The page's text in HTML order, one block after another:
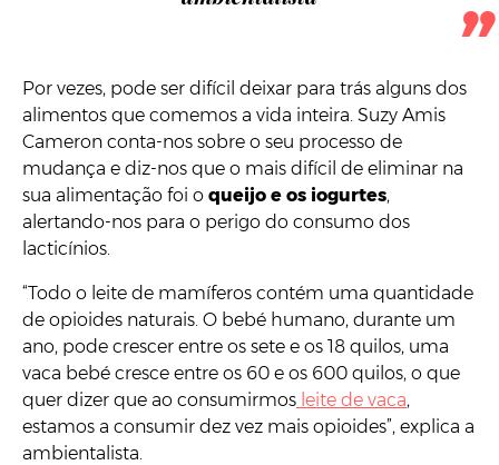
Por vezes, pode ser difícil deixar para trás alguns dos
alimentos que comemos a vida inteira. Suzy Amis
Cameron conta-nos sobre o seu processo de
mudança e diz-nos que o mais difícil de eliminar na
sua alimentação foi o queijo e os iogurtes,
alertando-nos para o perigo do consumo dos
lacticínios.
“Todo o leite de mamíferos contém uma quantidade
de opioides naturais. O bebé humano, durante um
ano, pode crescer entre os sete e os 18 quilos, uma
vaca bebé cresce entre os 60 e os 600 quilos, o que
quer dizer que ao consumirmos leite de vaca,
estamos a consumir dez vez mais opioides”, explica a
ambientalista.